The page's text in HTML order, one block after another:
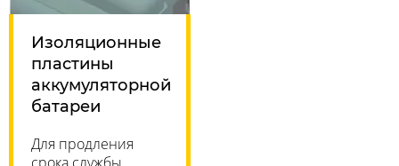
Изоляционные
пластины
аккумуляторной
батареи
Для продления
срока службы